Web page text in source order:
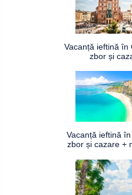
Vacanță ieftină în
zbor și
Vacanță ieftină
zbor și cazare +